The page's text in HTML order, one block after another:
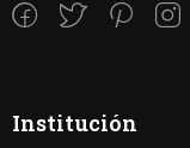
Institución